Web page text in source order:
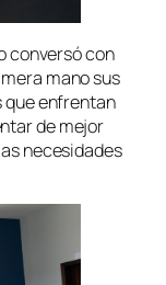
conversó con
mano sus
enfrentan
de mejor
necesidades